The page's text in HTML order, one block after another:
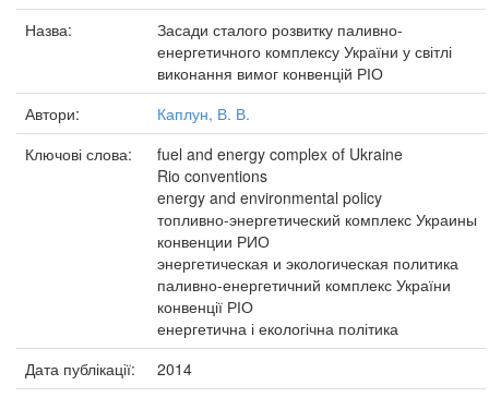
Назва:
Засади сталого розвитку паливно-
енергетичного комплексу України у світлі
виконання вимог конвенцій РІО
Автори:
Каплун, В. В.
Ключові слова:
fuel and energy complex of Ukraine
Rio conventions
energy and environmental policy
топливно-энергетический комплекс Украины
конвенции РИО
энергетическая и экологическая политика
паливно-енергетичний комплекс України
конвенції РІО
енергетична і екологічна політика
Дата публікації:
2014